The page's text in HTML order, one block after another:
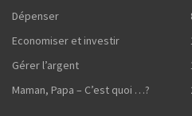
Dépenser
Economiser et investir
Gérer l’argent
Maman, Papa – C’est quoi …?